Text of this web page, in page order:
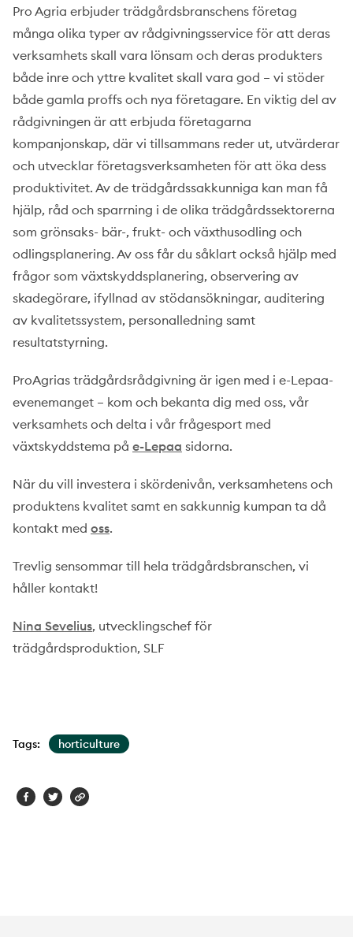
Pro Agria erbjuder trädgårdsbranschens företag
många olika typer av rådgivningsservice för att deras
verksamhets skall vara lönsam och deras produkters
både inre och yttre kvalitet skall vara god – vi stöder
både gamla proffs och nya företagare. En viktig del av
rådgivningen är att erbjuda företagarna
kompanjonskap, där vi tillsammans reder ut, utvärderar
och utvecklar företagsverksamheten för att öka dess
produktivitet. Av de trädgårdssakkunniga kan man få
hjälp, råd och sparrning i de olika trädgårdssektorerna
som grönsaks- bär-, frukt- och växthusodling och
odlingsplanering. Av oss får du såklart också hjälp med
frågor som växtskyddsplanering, observering av
skadegörare, ifyllnad av stödansökningar, auditering
av kvalitetssystem, personalledning samt
resultatstyrning.
ProAgrias trädgårdsrådgivning är igen med i e-Lepaa-
evenemanget – kom och bekanta dig med oss, vår
verksamhets och delta i vår frågesport med
växtskyddstema på e-Lepaa sidorna.
När du vill investera i skördenivån, verksamhetens och
produktens kvalitet samt en sakkunnig kumpan ta då
kontakt med oss.
Trevlig sensommar till hela trädgårdsbranschen, vi
håller kontakt!
Nina Sevelius, utvecklingschef för
trädgårdsproduktion, SLF
Tags: horticulture